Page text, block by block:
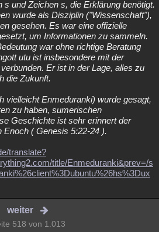
s und Zeichen s, die Erklärung benötigt.
wurde als Disziplin ("Wissenschaft"),
gesehen. Es war eine offizielle
um Informationen zu sammeln.
war ohne richtige Beratung
utu ist insbesondere mit der
Er ist in der Lage, alles zu
die Zukunft.
vielleicht Enmeduranki) wurde gesagt,
zu haben, sumerischen
Geschichte ist sehr erinnert der
( Genesis 5:22-24 ).
translate?
title/Enmeduranki&prev=/s
weiter
518 von 1.013